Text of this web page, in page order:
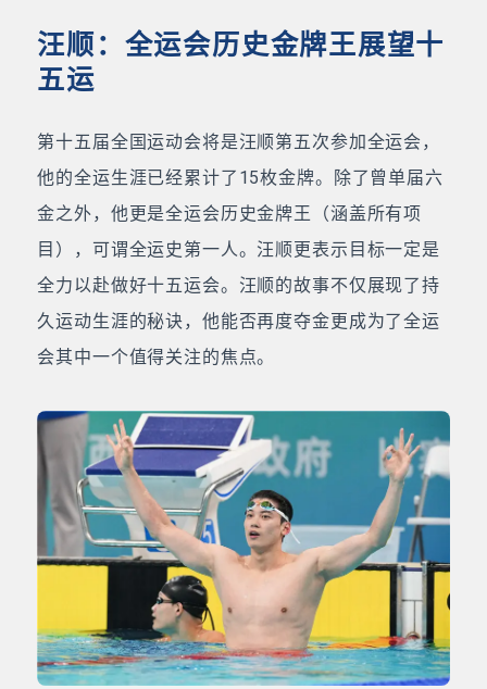
汪顺：全运会历史金牌王展望十
五运
第十五届全国运动会将是汪顺第五次参加全运会，
他的全运生涯已经累计了15枚金牌。除了曾单届六
金之外，他更是全运会历史金牌王（涵盖所有项
目），可谓全运史第一人。汪顺更表示目标一定是
全力以赴做好十五运会。汪顺的故事不仅展现了持
久运动生涯的秘诀，他能否再度夺金更成为了全运
会其中一个值得关注的焦点。